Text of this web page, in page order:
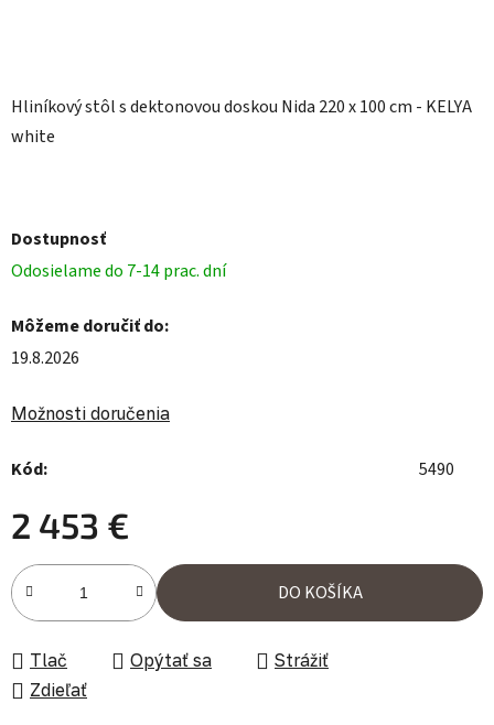
Hliníkový stôl s dektonovou doskou Nida 220 x 100 cm - KELYA
white
Dostupnosť
Odosielame do 7-14 prac. dní
Môžeme doručiť do:
19.8.2026
Možnosti doručenia
Kód: 5490
2 453 €
Jednotková cena:
DO KOŠÍKA
Tlač Opýtať sa
Strážiť
Zdieľať